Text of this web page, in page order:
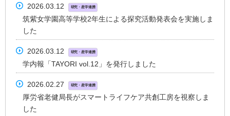
2026.03.12 研究・産学連携
筑紫女学園高等学校2年生による探究活動発表会を実施しま
した
2026.03.12 研究・産学連携
学内報「TAYORI vol.12」を発行しました
2026.02.27 研究・産学連携
厚労省老健局長がスマートライフケア共創工房を視察しま
した